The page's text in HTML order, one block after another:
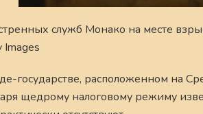
служб Монако на месте
государстве, расположенном на
щедрому налоговому режиму